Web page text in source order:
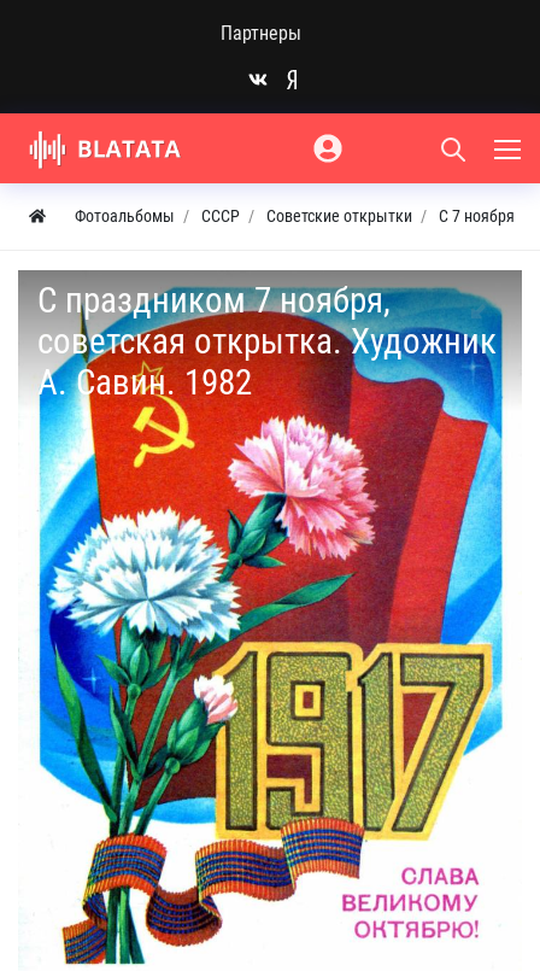
Партнеры
Фотоальбомы СССР Советские открытки С 7 ноября
С праздником 7 ноября,
советская открытка. Художник
А. Савин. 1982